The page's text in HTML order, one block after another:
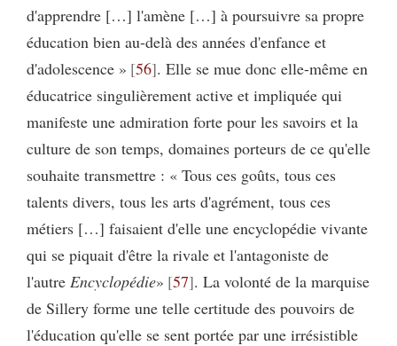
d'apprendre […] l'amène […] à poursuivre sa propre
éducation bien au-delà des années d'enfance et
d'adolescence » 56 . Elle se mue donc elle-même en
éducatrice singulièrement active et impliquée qui
manifeste une admiration forte pour les savoirs et la
culture de son temps, domaines porteurs de ce qu'elle
souhaite transmettre : « Tous ces goûts, tous ces
talents divers, tous les arts d'agrément, tous ces
métiers […] faisaient d'elle une encyclopédie vivante
qui se piquait d'être la rivale et l'antagoniste de
l'autre Encyclopédie» 57 . La volonté de la marquise
de Sillery forme une telle certitude des pouvoirs de
l'éducation qu'elle se sent portée par une irrésistible